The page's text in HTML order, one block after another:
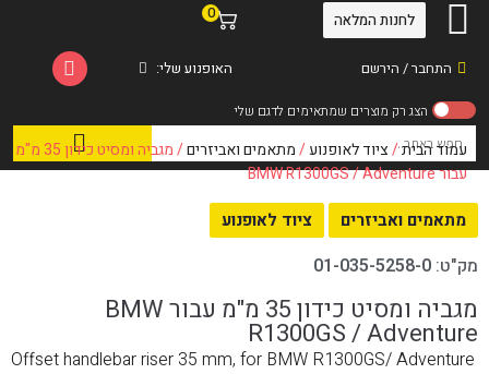
התחבר / הירשם
0
האופנוע שלי:
לחנות המלאה
עמוד הבית/ציוד לאופנוע/מתאמים ואביזרים
/ מגביה ומסיט כידון 35 מ"מ
עבור BMW R1300GS / Adventure
מתאמים ואביזרים ציוד לאופנוע
מק"ט: 01-035-5258-0
מגביה ומסיט כידון 35 מ"מ עבור BMW
R1300GS / Adventure
Offset handlebar riser 35 mm, for BMW R1300GS/ Adventure